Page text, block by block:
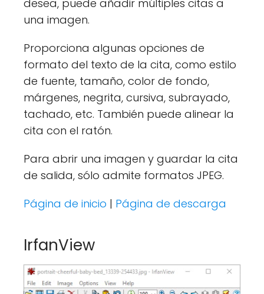
desea, puede añadir múltiples citas a
una imagen.
Proporciona algunas opciones de
formato del texto de la cita, como estilo
de fuente, tamaño, color de fondo,
márgenes, negrita, cursiva, subrayado,
tachado, etc. También puede alinear la
cita con el ratón.
Para abrir una imagen y guardar la cita
de salida, sólo admite formatos JPEG.
Página de inicio | Página de descarga
IrfanView